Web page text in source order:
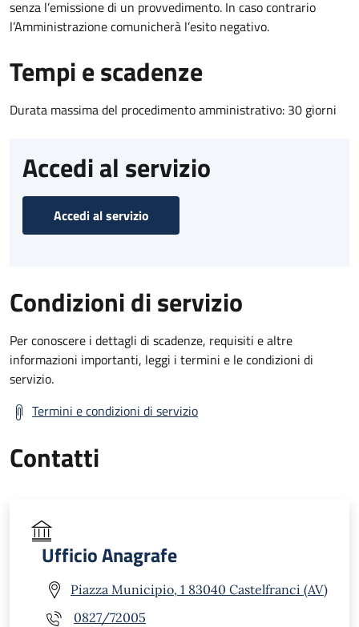
senza l’emissione di un provvedimento. In caso contrario
l’Amministrazione comunicherà l’esito negativo.
Tempi e scadenze
Durata massima del procedimento amministrativo: 30 giorni
Accedi al servizio
Accedi al servizio
Condizioni di servizio
Per conoscere i dettagli di scadenze, requisiti e altre
informazioni importanti, leggi i termini e le condizioni di
servizio.
Termini e condizioni di servizio
Contatti
Ufficio Anagrafe
Piazza Municipio, 1 83040 Castelfranci (AV)
0827/72005